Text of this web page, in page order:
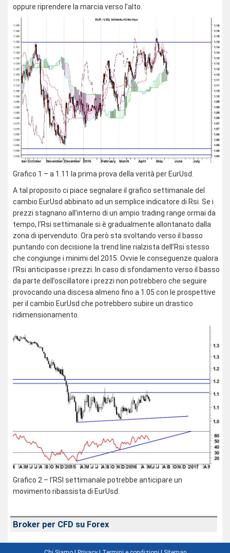
oppure riprendere la marcia verso l’alto.
Grafico 1 – a 1.11 la prima prova della verità per EurUsd.
A tal proposito ci piace segnalare il grafico settimanale del
cambio EurUsd abbinato ad un semplice indicatore di Rsi. Se i
prezzi stagnano all’interno di un ampio trading range ormai da
tempo, l’Rsi settimanale si è gradualmente allontanato dalla
zona di ipervenduto. Ora però sta svoltando verso il basso
puntando con decisione la trend line rialzista dell’Rsi stesso
che congiunge i minimi del 2015. Ovvie le conseguenze qualora
l’Rsi anticipasse i prezzi. In caso di sfondamento verso il basso
da parte dell’oscillatore i prezzi non potrebbero che seguire
provocando una discesa almeno fino a 1.05 con le prospettive
per il cambio EurUsd che potrebbero subire un drastico
ridimensionamento.
Grafico 2 – l’RSI settimanale potrebbe anticipare un
movimento ribassista di EurUsd.
Broker per CFD su Forex